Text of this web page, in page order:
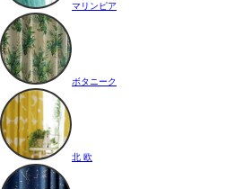
マリンピア
ボタニーク
北 欧